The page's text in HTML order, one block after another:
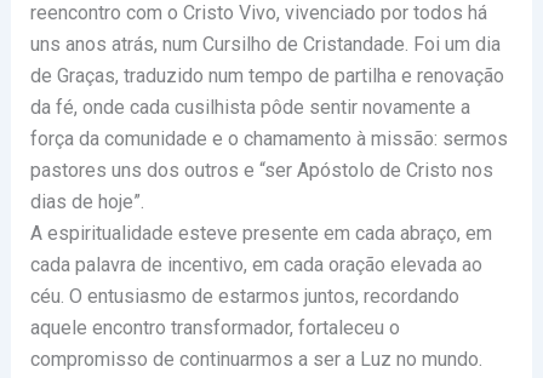
reencontro com o Cristo Vivo, vivenciado por todos há
uns anos atrás, num Cursilho de Cristandade. Foi um dia
de Graças, traduzido num tempo de partilha e renovação
da fé, onde cada cusilhista pôde sentir novamente a
força da comunidade e o chamamento à missão: sermos
pastores uns dos outros e “ser Apóstolo de Cristo nos
dias de hoje”.
A espiritualidade esteve presente em cada abraço, em
cada palavra de incentivo, em cada oração elevada ao
céu. O entusiasmo de estarmos juntos, recordando
aquele encontro transformador, fortaleceu o
compromisso de continuarmos a ser a Luz no mundo.